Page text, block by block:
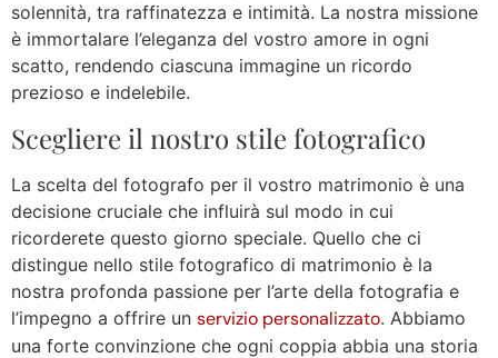
solennità, tra raffinatezza e intimità. La nostra missione
è immortalare l’eleganza del vostro amore in ogni
scatto, rendendo ciascuna immagine un ricordo
prezioso e indelebile.
Scegliere il nostro stile fotografico
La scelta del fotografo per il vostro matrimonio è una
decisione cruciale che influirà sul modo in cui
ricorderete questo giorno speciale. Quello che ci
distingue nello stile fotografico di matrimonio è la
nostra profonda passione per l’arte della fotografia e
l’impegno a offrire un servizio personalizzato. Abbiamo
una forte convinzione che ogni coppia abbia una storia